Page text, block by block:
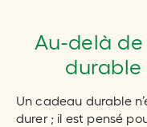
Au-delà
durable
Un cadeau durable
durer ; il est pensé